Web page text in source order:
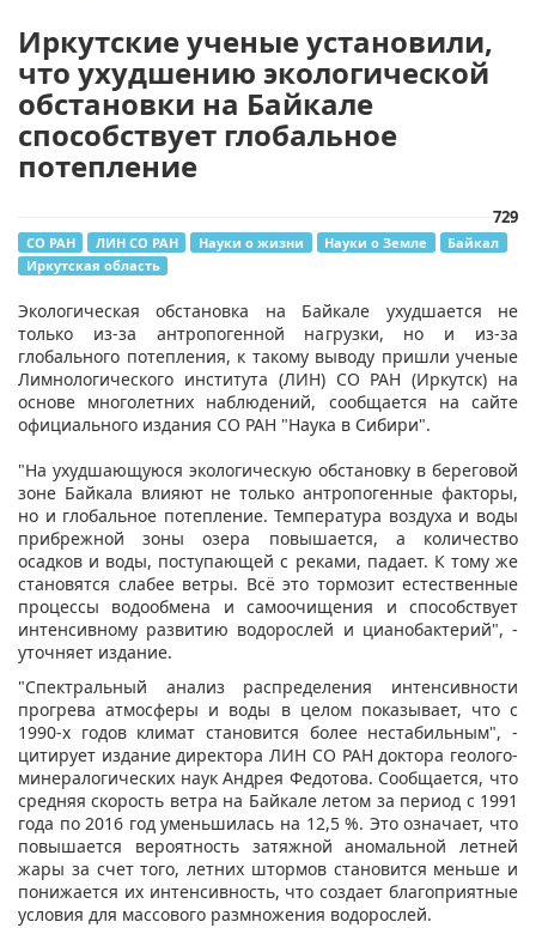
Иркутские ученые установили,
что ухудшению экологической
обстановки на Байкале
способствует глобальное
потепление
729
СО РАН ЛИН СО РАН Науки о жизни Науки о Земле
Байкал
Иркутская область
Экологическая обстановка на Байкале ухудшается не
только из-за антропогенной нагрузки, но и из-за
глобального потепления, к такому выводу пришли ученые
Лимнологического института (ЛИН) СО РАН (Иркутск) на
основе многолетних наблюдений, сообщается на сайте
официального издания СО РАН "Наука в Сибири".
"На ухудшающуюся экологическую обстановку в береговой
зоне Байкала влияют не только антропогенные факторы,
но и глобальное потепление. Температура воздуха и воды
прибрежной зоны озера повышается, а количество
осадков и воды, поступающей с реками, падает. К тому же
становятся слабее ветры. Всё это тормозит естественные
процессы водообмена и самоочищения и способствует
интенсивному развитию водорослей и цианобактерий", -
уточняет издание.
"Спектральный анализ распределения интенсивности
прогрева атмосферы и воды в целом показывает, что с
1990-х годов климат становится более нестабильным", -
цитирует издание директора ЛИН СО РАН доктора геолого-
минералогических наук Андрея Федотова. Сообщается, что
средняя скорость ветра на Байкале летом за период с 1991
года по 2016 год уменьшилась на 12,5 %. Это означает, что
повышается вероятность затяжной аномальной летней
жары за счет того, летних штормов становится меньше и
понижается их интенсивность, что создает благоприятные
условия для массового размножения водорослей.